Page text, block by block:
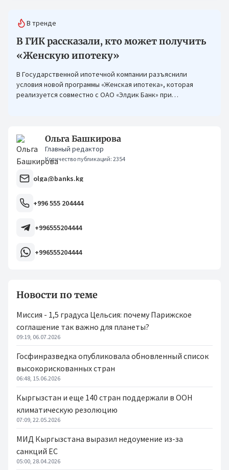
В тренде
В ГИК рассказали, кто может получить
«Женскую ипотеку»
В Государственной ипотечной компании разъяснили
условия новой программы «Женская ипотека», которая
реализуется совместно с ОАО «Элдик Банк» при
Ольга Башкирова
Главный редактор
Количество публикаций: 2354
olga@banks.kg
+996 555 204444
+996555204444
+996555204444
Новости по теме
Миссия - 1,5 градуса Цельсия: почему Парижское
соглашение так важно для планеты?
09:19, 06.07.2026
Госфинразведка опубликовала обновленный список
высокорискованных стран
06:48, 15.06.2026
Кыргызстан и еще 140 стран поддержали в ООН
климатическую резолюцию
07:09, 22.05.2026
МИД Кыргызстана выразил недоумение из-за
санкций ЕС
05:00, 28.04.2026